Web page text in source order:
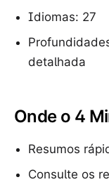
Idiomas: 27
detalhada
Onde o 4
Resumos
Consulte os